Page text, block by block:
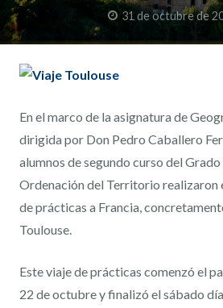
31 de octubre de
En el marco de la asignatura de
dirigida por Don Pedro Caballero
alumnos de segundo curso del
Ordenación del Territorio realizaron
de prácticas a Francia,
Toulouse.
Este viaje de prácticas comenzó el
22 de octubre y finalizó el sábado